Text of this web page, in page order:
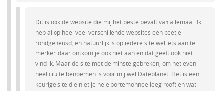
Dit is ook de website die mij het beste bevalt van allemaal. Ik
heb al op heel veel verschillende websites een beetje
rondgeneusd, en natuurlijk is op iedere site wel iets aan te
merken daar ontkom je ook niet aan en dat geeft ook niet
vind ik. Maar de site met de minste gebreken, om het even
heel cru te benoemen is voor mij wel Dateplanet. Het is een
keurige site die niet je hele portemonnee leeg rooft en wat